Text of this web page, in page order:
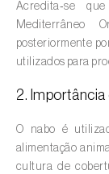
Ameixeira (
Amendoim
Amieiro (
Amoreira (
Acredita‑se
Mediterrâneo
posteriormente
utilizados para
2.
O nabo é
alimentação
cultura de